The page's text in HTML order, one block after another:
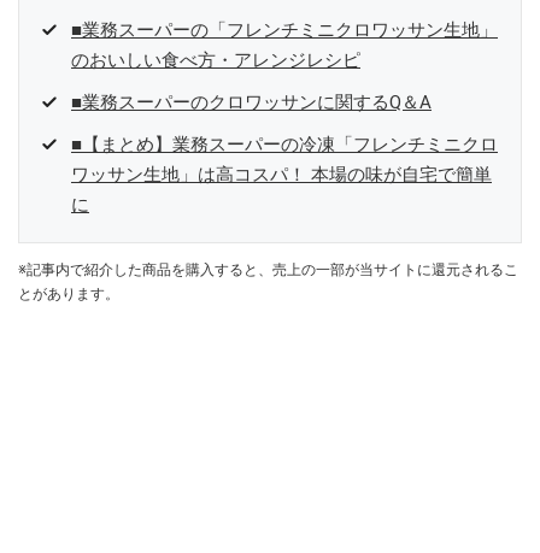
■業務スーパーの「フレンチミニクロワッサン生地」
のおいしい食べ方・アレンジレシピ
■業務スーパーのクロワッサンに関するQ＆A
■【まとめ】業務スーパーの冷凍「フレンチミニクロ
ワッサン生地」は高コスパ！ 本場の味が自宅で簡単
に
※記事内で紹介した商品を購入すると、売上の一部が当サイトに還元されるこ
とがあります。